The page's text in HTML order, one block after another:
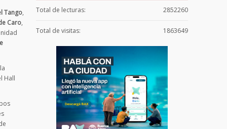
Tango,
Caro,
Hall
2852260
Total de lecturas:
1863649
Total de visitas: